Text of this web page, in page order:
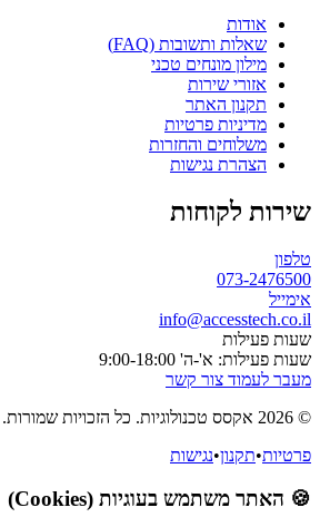
אודות
שאלות ותשובות (FAQ)
מילון מונחים טכני
אזורי שירות
תקנון האתר
מדיניות פרטיות
משלוחים והחזרות
הצהרת נגישות
שירות לקוחות
טלפון
073-2476500
אימייל
info@accesstech.co.il
שעות פעילות
שעות פעילות: א'-ה' 9:00-18:00
מעבר לעמוד צור קשר
© 2026 אקסס טכנולוגיות. כל הזכויות שמורות.
פרטיות•תקנון•נגישות
🍪 האתר משתמש בעוגיות (Cookies)